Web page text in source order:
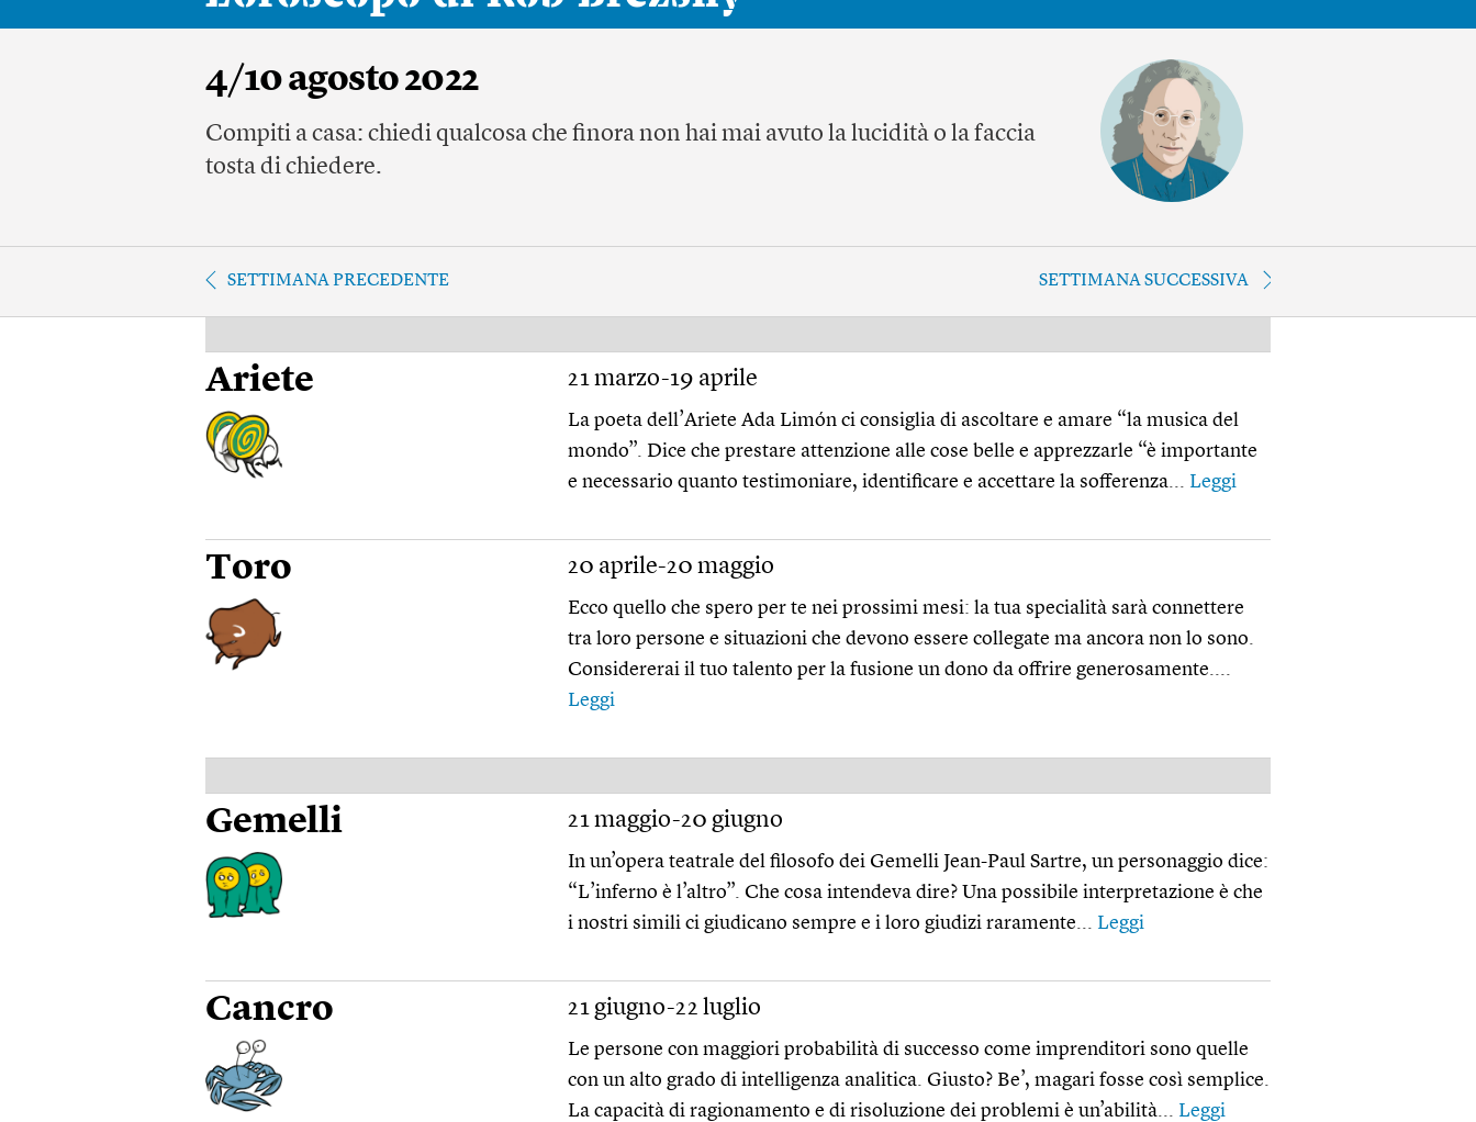
4/10 agosto 2022
Compiti a casa: chiedi qualcosa che finora non hai mai avuto la lucidità o la faccia
tosta di chiedere.
SETTIMANA PRECEDENTE SETTIMANA SUCCESSIVA
Ariete 21 marzo-19 aprile
La poeta dell’Ariete Ada Limón ci consiglia di ascoltare e amare “la musica del
mondo”. Dice che prestare attenzione alle cose belle e apprezzarle “è importante
e necessario quanto testimoniare, identificare e accettare la sofferenza... Leggi
Toro 20 aprile-20 maggio
Ecco quello che spero per te nei prossimi mesi: la tua specialità sarà connettere
tra loro persone e situazioni che devono essere collegate ma ancora non lo sono.
Considererai il tuo talento per la fusione un dono da offrire generosamente....
Leggi
Gemelli 21 maggio-20 giugno
In un’opera teatrale del filosofo dei Gemelli Jean-Paul Sartre, un personaggio dice:
“L’inferno è l’altro”. Che cosa intendeva dire? Una possibile interpretazione è che
i nostri simili ci giudicano sempre e i loro giudizi raramente... Leggi
Cancro 21 giugno-22 luglio
Le persone con maggiori probabilità di successo come imprenditori sono quelle
con un alto grado di intelligenza analitica. Giusto? Be’, magari fosse così semplice.
La capacità di ragionamento e di risoluzione dei problemi è un’abilità... Leggi